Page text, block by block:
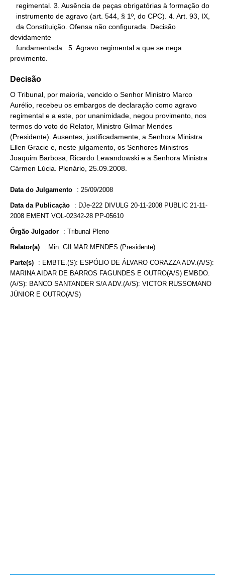
devidamente
provimento.
Decisão
O Tribunal, por maioria, vencido o Senhor Ministro Marco
Aurélio, recebeu os embargos de declaração como agravo
regimental e a este, por unanimidade, negou provimento, nos
termos do voto do Relator, Ministro Gilmar Mendes
(Presidente). Ausentes, justificadamente, a Senhora Ministra
Ellen Gracie e, neste julgamento, os Senhores Ministros
Joaquim Barbosa, Ricardo Lewandowski e a Senhora Ministra
Cármen Lúcia. Plenário, 25.09.2008.
Data do Julgamento : 25/09/2008
Data da Publicação : DJe-222 DIVULG 20-11-2008 PUBLIC 21-11-
2008 EMENT VOL-02342-28 PP-05610
Órgão Julgador : Tribunal Pleno
Relator(a) : Min. GILMAR MENDES (Presidente)
Parte(s) : EMBTE.(S): ESPÓLIO DE ÁLVARO CORAZZA ADV.(A/S):
MARINA AIDAR DE BARROS FAGUNDES E OUTRO(A/S) EMBDO.
(A/S): BANCO SANTANDER S/A ADV.(A/S): VICTOR RUSSOMANO
JÚNIOR E OUTRO(A/S)